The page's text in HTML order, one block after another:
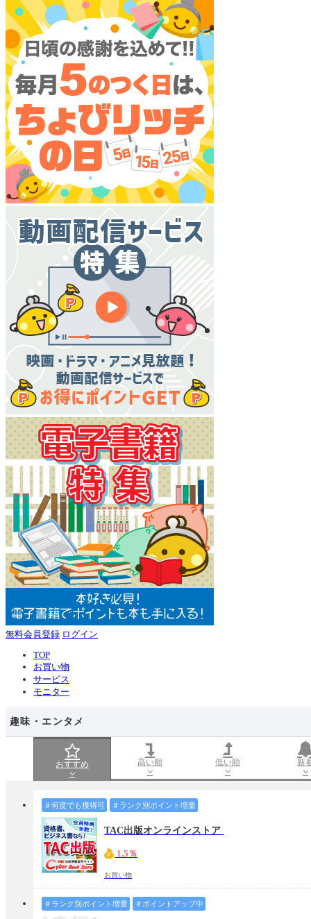
無料会員登録 ログイン
TOP
お買い物
サービス
モニター
趣味・エンタメ
おすすめ 高い順 低い順 新
＃何度でも獲得可 ＃ランク別ポイント増量
TAC出版オンラインストア
1.5％
お買い物
＃ランク別ポイント増量 ＃ポイントアップ中